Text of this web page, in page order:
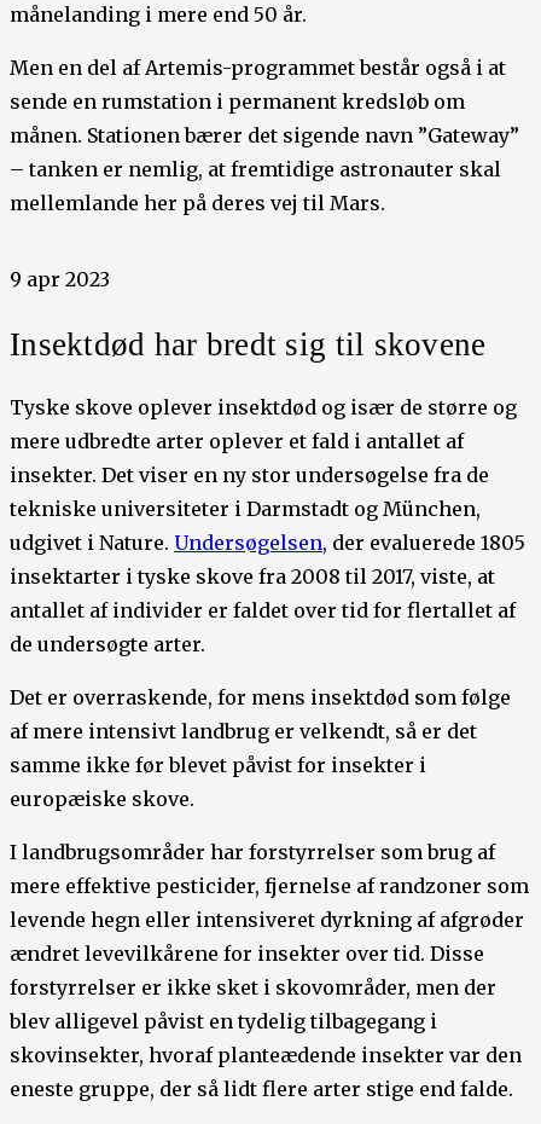
månelanding i mere end 50 år.
Men en del af Artemis-programmet består også i at
sende en rumstation i permanent kredsløb om
månen. Stationen bærer det sigende navn ”Gateway”
– tanken er nemlig, at fremtidige astronauter skal
mellemlande her på deres vej til Mars.
9 apr 2023
Insektdød har bredt sig til skovene
Tyske skove oplever insektdød og især de større og
mere udbredte arter oplever et fald i antallet af
insekter. Det viser en ny stor undersøgelse fra de
tekniske universiteter i Darmstadt og München,
udgivet i Nature. Undersøgelsen, der evaluerede 1805
insektarter i tyske skove fra 2008 til 2017, viste, at
antallet af individer er faldet over tid for flertallet af
de undersøgte arter.
Det er overraskende, for mens insektdød som følge
af mere intensivt landbrug er velkendt, så er det
samme ikke før blevet påvist for insekter i
europæiske skove.
I landbrugsområder har forstyrrelser som brug af
mere effektive pesticider, fjernelse af randzoner som
levende hegn eller intensiveret dyrkning af afgrøder
ændret levevilkårene for insekter over tid. Disse
forstyrrelser er ikke sket i skovområder, men der
blev alligevel påvist en tydelig tilbagegang i
skovinsekter, hvoraf planteædende insekter var den
eneste gruppe, der så lidt flere arter stige end falde.